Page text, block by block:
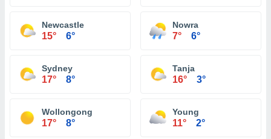
Newcastle
15° 6°
Nowra
7° 6°
Sydney
17° 8°
Tanja
16° 3°
Wollongong
17° 8°
Young
11° 2°